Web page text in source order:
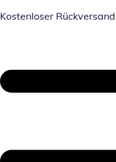
Kostenloser Rückversand